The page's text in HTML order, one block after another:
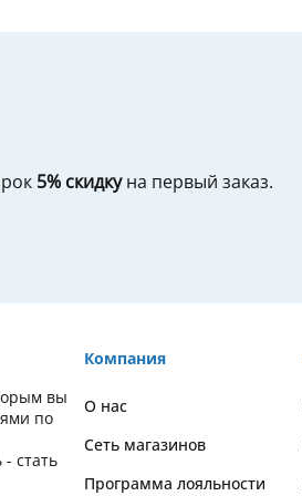
5% скидкуна первый заказ.
вы
по
стать
Компания
О нас
Сеть магазинов
Программа лояльности